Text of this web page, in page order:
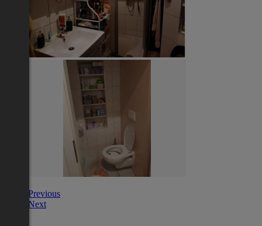
Previous
Next